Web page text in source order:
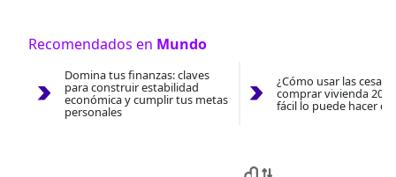
Recomendados en Mundo
Domina tus finanzas: claves
para construir estabilidad
económica y cumplir tus metas
personales
¿Cómo usar las
comprar vivienda
fácil lo puede hacer